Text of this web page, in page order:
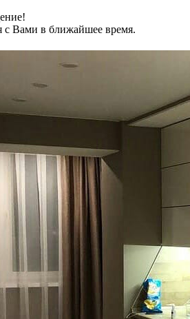
с Вами в ближайшее время.